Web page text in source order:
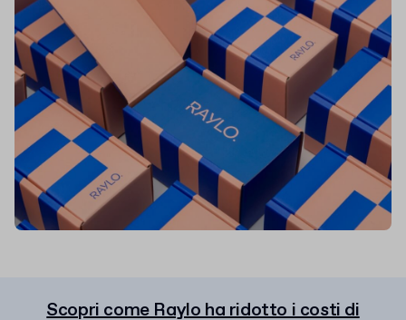
Scopri come Raylo ha ridotto i costi di